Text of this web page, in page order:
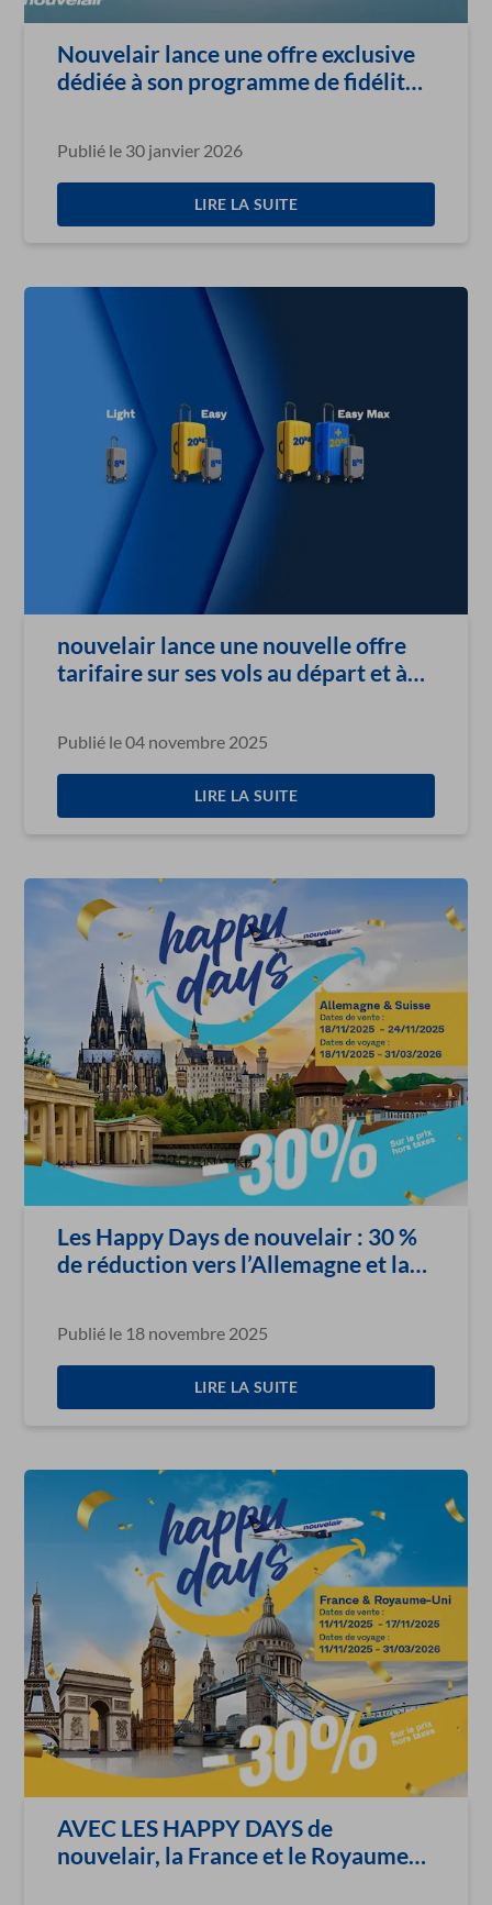
Nouvelair lance une offre exclusive
dédiée à son programme de fidélité
Publié le 30 janvier 2026
LIRE LA SUITE
nouvelair lance une nouvelle offre
tarifaire sur ses vols au départ et à
Publié le 04 novembre 2025
LIRE LA SUITE
Les Happy Days de nouvelair : 30 %
de réduction vers l’Allemagne et la
Publié le 18 novembre 2025
LIRE LA SUITE
AVEC LES HAPPY DAYS de
nouvelair, la France et le Royaume-